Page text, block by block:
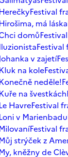
Festival
má láska
domů
Festival
v zajetí
na kole
neděle!
na švestkách
HavreFestival
v Marienbadu
Festival
strýček z
kněžny de